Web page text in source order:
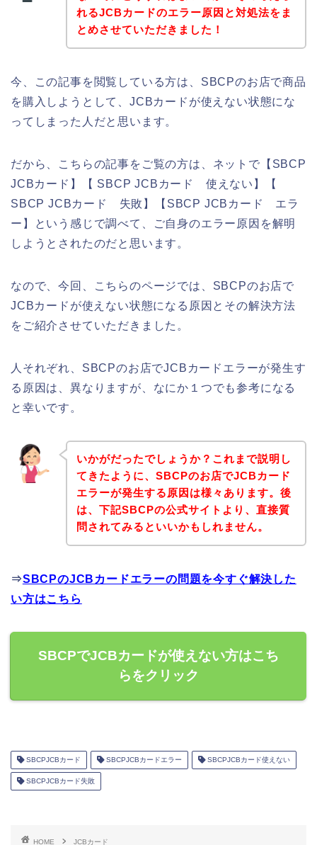
れるJCBカードのエラー原因と対処法をま
とめさせていただきました！
今、この記事を閲覧している方は、SBCPのお店で商品
を購入しようとして、JCBカードが使えない状態にな
ってしまった人だと思います。
だから、こちらの記事をご覧の方は、ネットで【SBCP
JCBカード】【 SBCP JCBカード 使えない】【
SBCP JCBカード 失敗】【SBCP JCBカード エラ
ー】という感じで調べて、ご自身のエラー原因を解明
しようとされたのだと思います。
なので、今回、こちらのページでは、SBCPのお店で
JCBカードが使えない状態になる原因とその解決方法
をご紹介させていただきました。
人それぞれ、SBCPのお店でJCBカードエラーが発生す
る原因は、異なりますが、なにか１つでも参考になる
と幸いです。
いかがだったでしょうか？これまで説明し
てきたように、SBCPのお店でJCBカード
エラーが発生する原因は様々あります。後
は、下記SBCPの公式サイトより、直接質
問されてみるといいかもしれません。
⇒SBCPのJCBカードエラーの問題を今すぐ解決した
い方はこちら
SBCPでJCBカードが使えない方はこち
らをクリック
SBCPJCBカード SBCPJCBカードエラー SBCPJCBカード使えない
SBCPJCBカード失敗
HOME JCBカード